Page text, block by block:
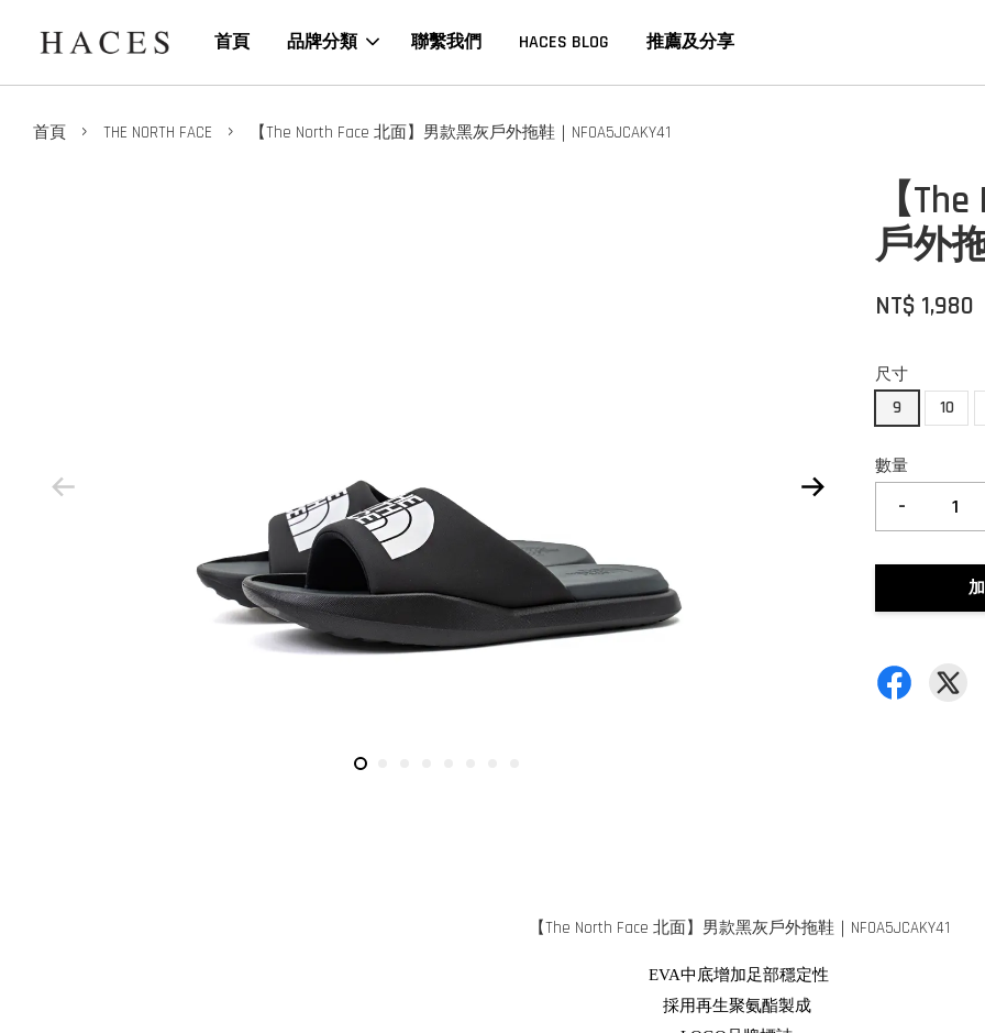
首頁 品牌分類 聯繫我們 HACES BLOG 推薦及分享
首頁 › THE NORTH FACE › 【The North Face 北面】男款黑灰戶外拖鞋｜NF0A5JCAKY41
【
戶外
NT$ 1,980
尺寸
9
10
數量
-
【The North Face 北面】男款黑灰戶外拖鞋｜NF0A5JCAKY41
EVA中底增加足部穩定性
採用再生聚氨酯製成